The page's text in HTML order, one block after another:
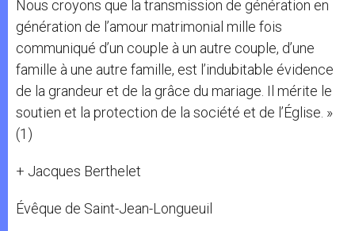
Nous croyons que la transmission de génération en
génération de l’amour matrimonial mille fois
communiqué d’un couple à un autre couple, d’une
famille à une autre famille, est l’indubitable évidence
de la grandeur et de la grâce du mariage. Il mérite le
soutien et la protection de la société et de l’Église. »
(1)
+ Jacques Berthelet
Évêque de Saint-Jean-Longueuil